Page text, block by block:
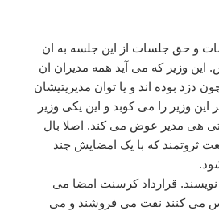
و حق جلسات از این جلسه به ان
این وزیر که می آید همه مدیران ان
دزد بوده اند و یا توان مدیریتیشان
این وزیر را می کوبد و این یکی وزیر
هی مدیر عوض می کند. اصلا بال
ثروتمند که با یک امضایش چند
قرارداد کرسنت امضا می
می کنند نفت می فروشند و می